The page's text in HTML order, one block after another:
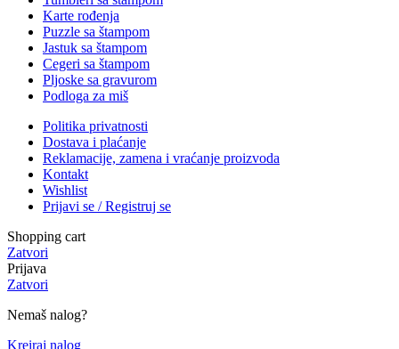
Karte rođenja
Puzzle sa štampom
Jastuk sa štampom
Cegeri sa štampom
Pljoske sa gravurom
Podloga za miš
Politika privatnosti
Dostava i plaćanje
Reklamacije, zamena i vraćanje proizvoda
Kontakt
Wishlist
Prijavi se / Registruj se
Shopping cart
Zatvori
Prijava
Zatvori
Nemaš nalog?
Kreiraj nalog